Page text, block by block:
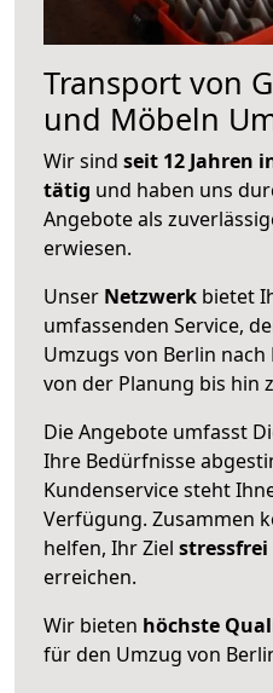
Transport von
und Möbeln
Wir sind seit 12 Jahren
tätig und haben uns
Angebote als
erwiesen.
Unser Netzwerk bietet
umfassenden Service,
Umzugs von Berlin
von der Planung bis hin
Die Angebote umfasst
Ihre Bedürfnisse
Kundenservice steht
Verfügung. Zusammen
helfen, Ihr Ziel
erreichen.
Wir bieten höchste
für den Umzug von